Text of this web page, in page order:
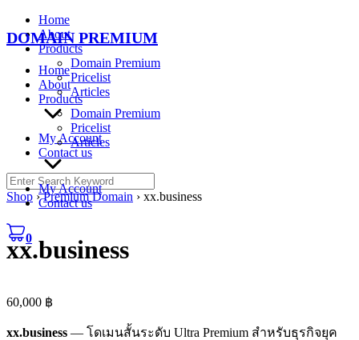
Skip
to
content
DOMAIN PREMIUM
Home
About
Products
Domain Premium
Pricelist
Articles
My Account
Contact us
0
Home
About
Products
Domain Premium
Pricelist
Articles
My Account
Contact us
Search
for:
Shop ›Premium Domain › xx.business
xx.business
60,000 ฿
xx.business — โดเมนสั้นระดับ Ultra Premium สำหรับธุรกิจยุค